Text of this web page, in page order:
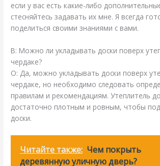
если у вас есть какие-либо
стесняйтесь задавать их мне. Я всегда
поделиться своими знаниями с вами.
В: Можно ли укладывать доски поверх
чердаке?
О: Да, можно укладывать доски поверх
чердаке, но необходимо следовать
правилам и рекомендациям. Утеплитель
достаточно плотным и ровным, чтобы
доски.
Читайте также: Чем покрыть
деревянную уличную дверь?